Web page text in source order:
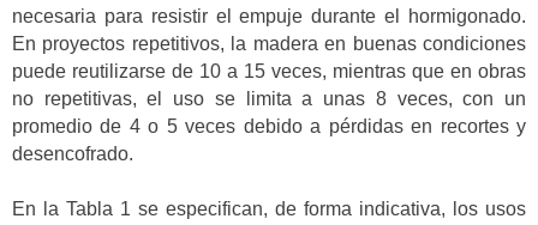
necesaria para resistir el empuje durante el hormigonado.
En proyectos repetitivos, la madera en buenas condiciones
puede reutilizarse de 10 a 15 veces, mientras que en obras
no repetitivas, el uso se limita a unas 8 veces, con un
promedio de 4 o 5 veces debido a pérdidas en recortes y
desencofrado.
En la Tabla 1 se especifican, de forma indicativa, los usos